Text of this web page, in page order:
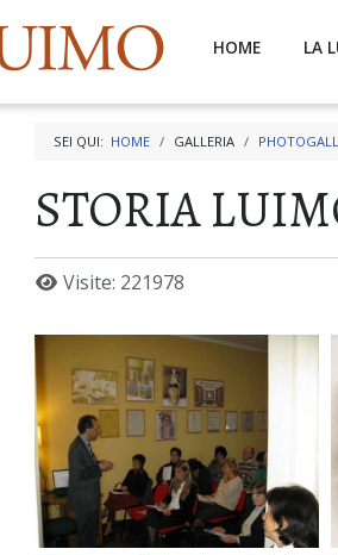
HOME LA
SEI QUI: HOME GALLERIA
STORIA
Visite: 221978